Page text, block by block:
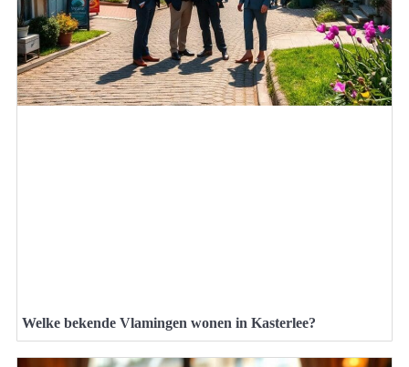
Welke bekende Vlamingen wonen in Kasterlee?